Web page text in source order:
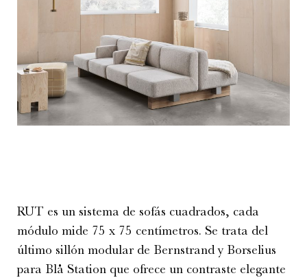
RUT es un sistema de sofás cuadrados, cada
módulo mide 75 x 75 centímetros. Se trata del
último sillón modular de Bernstrand y Borselius
para Blå Station que ofrece un contraste elegante